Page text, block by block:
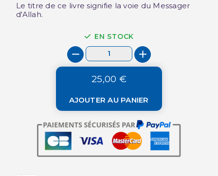
Le titre de ce livre signifie la voie du Messager
d'Allah.
EN STOCK
25,00 €
AJOUTER AU PANIER